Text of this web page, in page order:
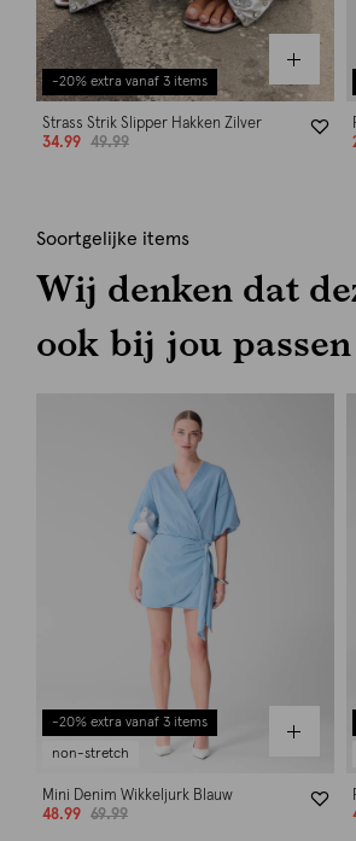
-20% extra vanaf 3 items
Strass Strik Slipper Hakken Zilver
34.99
49.99
Soortgelijke items
Wij denken dat
ook bij jou passen
-20% extra vanaf 3 items
non-stretch
Mini Denim Wikkeljurk Blauw
48.99
69.99